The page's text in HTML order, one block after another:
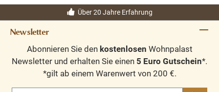
Über 20 Jahre Erfahrung
Newsletter
Abonnieren Sie den kostenlosen Wohnpalast
Newsletter und erhalten Sie einen 5 Euro Gutschein*.
*gilt ab einem Warenwert von 200 €.